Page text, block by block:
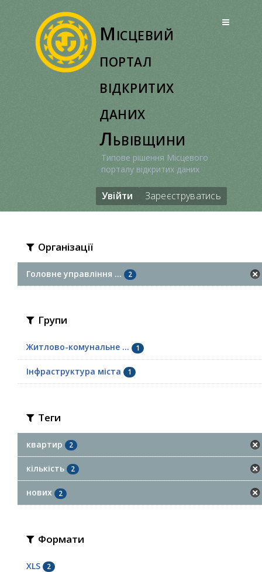
Місцевий
портал
відкритих
даних
Львівщини
Типове рішення Місцевого
порталу відкритих даних
Увійти Зареєструватись
Організації
Головне управління ... 2
Групи
Житлово-комунальне ... 1
Інфраструктура міста 1
Теги
квартир 2
кількість 2
нових 2
Формати
XLS 2